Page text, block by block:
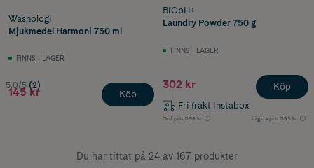
Washologi
Mjukmedel Harmoni 750 ml
FINNS I LAGER
5.0/5 (2)
145 kr Köp
BIOpH+
Laundry Powder 750 g
FINNS I LAGER
302 kr
Fri frakt Instabox
Ord.pris 398 kr Lägsta pris 395 kr
Köp
Du har tittat på 24 av 167 produkter